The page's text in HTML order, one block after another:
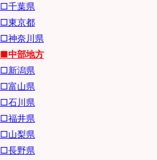
□千葉県
□東京都
□神奈川県
■中部地方
□新潟県
□富山県
□石川県
□福井県
□山梨県
□長野県